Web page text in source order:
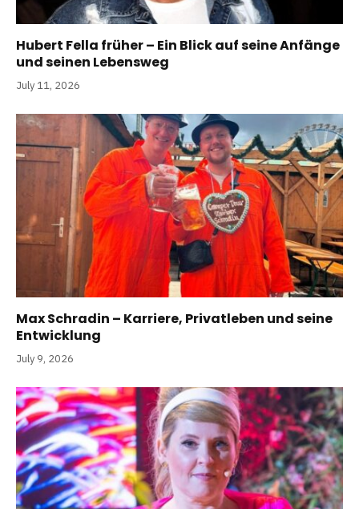
Hubert Fella früher – Ein Blick auf seine Anfänge
und seinen Lebensweg
July 11, 2026
Max Schradin – Karriere, Privatleben und seine
Entwicklung
July 9, 2026